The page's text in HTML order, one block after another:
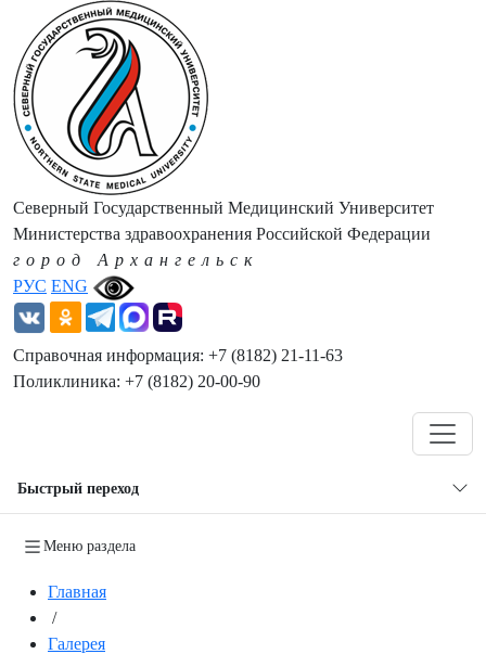
РУС ENG
Северный Государственный Медицинский Университет
Министерства здравоохранения Российской Федерации
город Архангельск
Справочная информация: +7 (8182) 21-11-63
Поликлиника: +7 (8182) 20-00-90
Быстрый переход
Меню раздела
Главная
/
Галерея